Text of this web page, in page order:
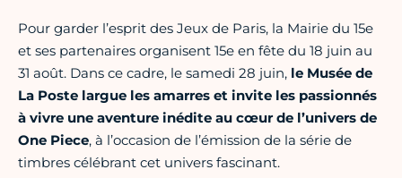
Pour garder l’esprit des Jeux de Paris, la Mairie du 15e
et ses partenaires organisent 15e en fête du 18 juin au
31 août. Dans ce cadre, le samedi 28 juin, le Musée de
La Poste largue les amarres et invite les passionnés
à vivre une aventure inédite au cœur de l’univers de
One Piece, à l’occasion de l’émission de la série de
timbres célébrant cet univers fascinant.